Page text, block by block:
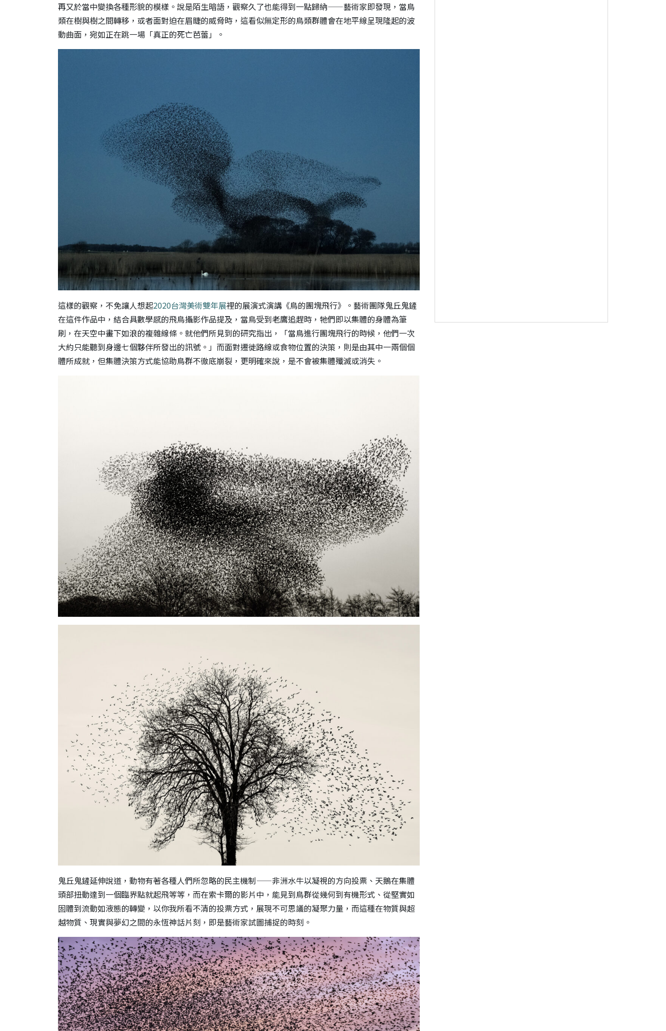
再又於當中變換各種形貌的模樣。說是陌生暗語，觀察久了也能得到一點歸納——藝術家即發現，當鳥
類在樹與樹之間轉移，或者面對迫在眉睫的威脅時，這看似無定形的鳥類群體會在地平線呈現隆起的波
動曲面，宛如正在跳一場「真正的死亡芭蕾」。
這樣的觀察，不免讓人想起2020台灣美術雙年展裡的展演式演講《鳥的團塊飛行》。藝術團隊鬼丘鬼鏟
在這件作品中，結合具數學感的飛鳥攝影作品提及，當鳥受到老鷹追趕時，牠們即以集體的身體為筆
刷，在天空中畫下如浪的複雜線條。就他們所見到的研究指出，「當鳥進行團塊飛行的時候，他們一次
大約只能聽到身邊七個夥伴所發出的訊號。」而面對遷徙路線或食物位置的決策，則是由其中一兩個個
體所成就，但集體決策方式能協助鳥群不徹底崩裂，更明確來說，是不會被集體殲滅或消失。
鬼丘鬼鏟延伸說道，動物有著各種人們所忽略的民主機制——非洲水牛以凝視的方向投票、天鵝在集體
頭部扭動達到一個臨界點就起飛等等，而在索卡爾的影片中，能見到鳥群從幾何到有機形式、從堅實如
固體到流動如液態的轉變，以你我所看不清的投票方式，展現不可思議的凝聚力量，而這種在物質與超
越物質、現實與夢幻之間的永恆神話片刻，即是藝術家試圖捕捉的時刻。